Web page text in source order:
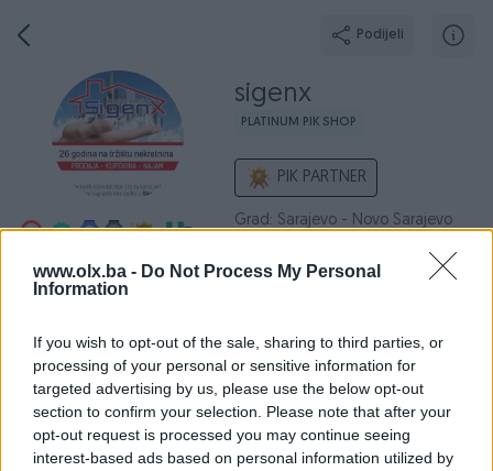
www.olx.ba - Do Not Process My Personal
Information
If you wish to opt-out of the sale, sharing to third parties, or
processing of your personal or sensitive information for
targeted advertising by us, please use the below opt-out
section to confirm your selection. Please note that after your
opt-out request is processed you may continue seeing
interest-based ads based on personal information utilized by
Podijeli
sigenx
PLATINUM PIK SHOP
PIK PARTNER
Grad: Sarajevo - Novo Sarajevo
Aktivni Završeni oglasi O nama